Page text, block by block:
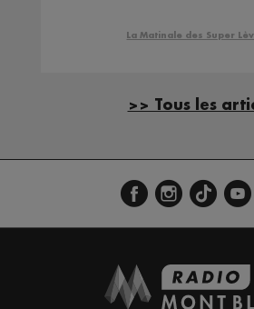
La Matinale des Super
>> Tous les